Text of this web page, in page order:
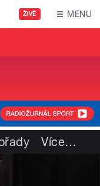
ŽIVĚ MENU
Více…